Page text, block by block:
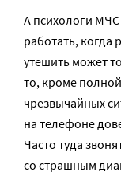
А психологи МЧС
работать, когда
утешить может
то, кроме
чрезвычайных
на телефоне
Часто туда
со страшным